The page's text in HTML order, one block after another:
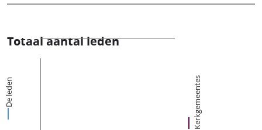
Totaal aantal leden
De leden Kerkgemeentes